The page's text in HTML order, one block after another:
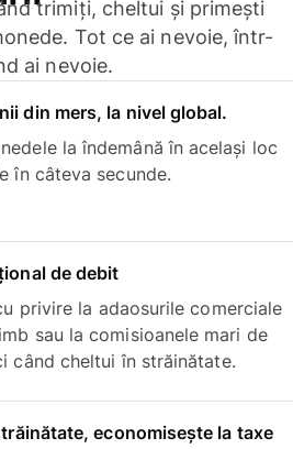
trimiți, cheltui și primești
Tot ce ai nevoie, într-
ai nevoie.
din mers, la nivel global.
la îndemână în același loc
în câteva secunde.
de debit
privire la adaosurile comerciale
sau la comisioanele mari de
când cheltui în străinătate.
economisește la taxe